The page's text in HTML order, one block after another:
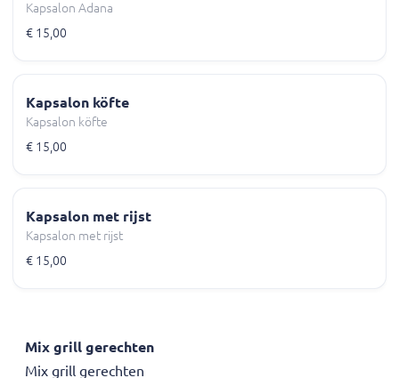
Kapsalon Adana
€ 15,00
Kapsalon köfte
Kapsalon köfte
€ 15,00
Kapsalon met rijst
Kapsalon met rijst
€ 15,00
Mix grill gerechten
Mix grill gerechten